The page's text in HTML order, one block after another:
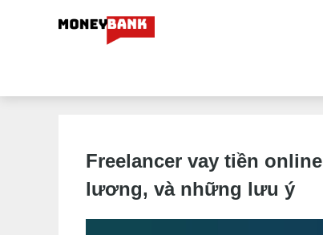
Freelancer vay tiền
lương, và những lưu ý